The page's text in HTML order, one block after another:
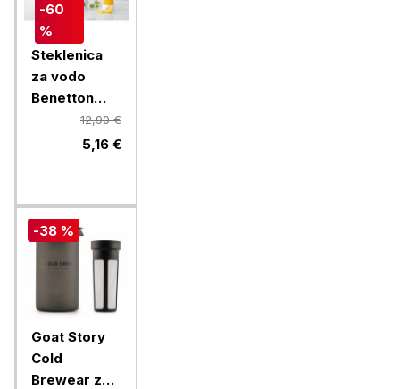
-60
%
Steklenica
za vodo
Benetton
Rainbow 750
ml, rdeča
12,90 €
5,16 €
-38 %
Goat Story
Cold
Brewear za